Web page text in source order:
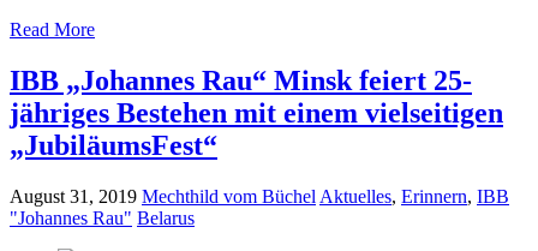
Read More
IBB „Johannes Rau“ Minsk feiert 25-
jähriges Bestehen mit einem vielseitigen
„JubiläumsFest“
August 31, 2019 Mechthild vom Büchel Aktuelles, Erinnern, IBB
"Johannes Rau" Belarus